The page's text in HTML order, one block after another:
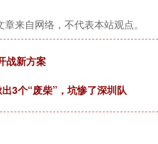
来自网络，不代表本站观点。
战新方案
3个“废柴”，坑惨了深圳队